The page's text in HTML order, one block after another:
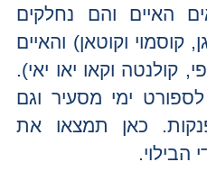
האיים והם נחלקים
וקוטאן) והאיים
וקאו יאו יאי).
ימי מסעיר וגם
כאן תמצאו את